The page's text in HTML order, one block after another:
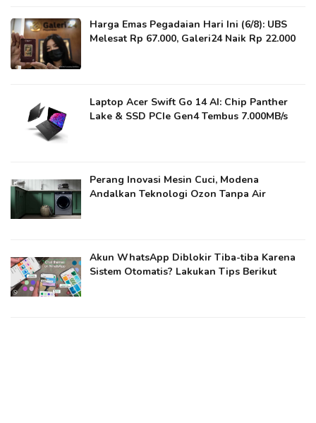
Harga Emas Pegadaian Hari Ini (6/8): UBS
Melesat Rp 67.000, Galeri24 Naik Rp 22.000
Laptop Acer Swift Go 14 AI: Chip Panther
Lake & SSD PCIe Gen4 Tembus 7.000MB/s
Perang Inovasi Mesin Cuci, Modena
Andalkan Teknologi Ozon Tanpa Air
Akun WhatsApp Diblokir Tiba-tiba Karena
Sistem Otomatis? Lakukan Tips Berikut